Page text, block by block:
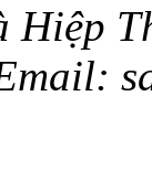
Hiệp